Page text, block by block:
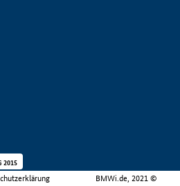
BMWi.de, 2021 ©
2015